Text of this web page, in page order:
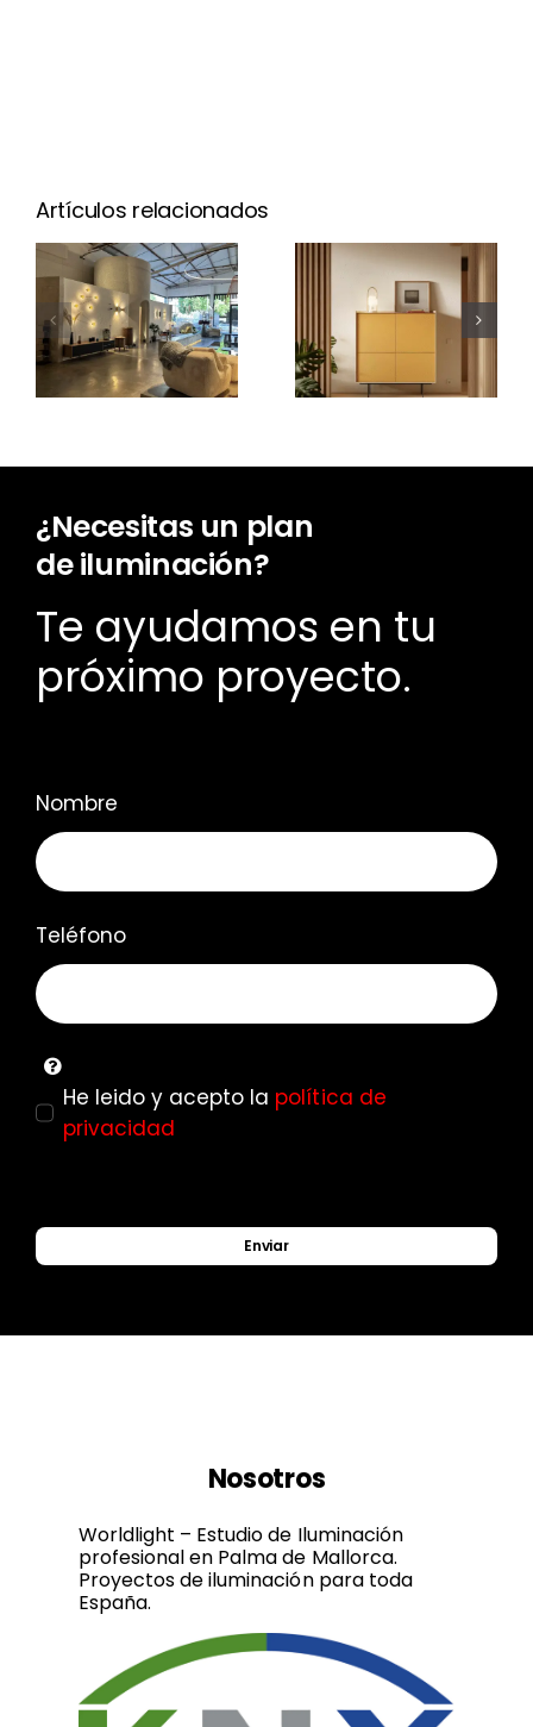
Artículos relacionados
¿Cuánto
cuesta un
proyecto
de
iluminación?
Nuevo Aura
Open
Frame
¿Necesitas un plan
de iluminación?
Te ayudamos en tu
próximo proyecto.
Nombre
Teléfono
He leido y acepto la política de
privacidad
Enviar
Nosotros
Worldlight – Estudio de Iluminación
profesional en Palma de Mallorca.
Proyectos de iluminación para toda
España.